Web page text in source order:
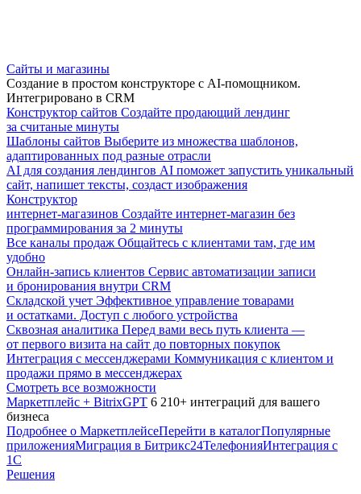
Сайты и магазины
Создание в простом конструкторе с AI-помощником.
Интегрировано в CRM
Конструктор сайтов Создайте продающий лендинг
за считаные минуты
Шаблоны сайтов Выберите из множества шаблонов,
адаптированных под разные отрасли
AI для создания лендингов AI поможет запустить уникальный
сайт, напишет тексты, создаст изображения
Конструктор
интернет-магазинов Создайте интернет-магазин без
программирования за 2 минуты
Все каналы продаж Общайтесь с клиентами там, где им
удобно
Онлайн-запись клиентов Сервис автоматизации записи
и бронирования внутри CRM
Складской учет Эффективное управление товарами
и остатками. Доступ с любого устройства
Сквозная аналитика Перед вами весь путь клиента —
от первого визита на сайт до повторных покупок
Интеграция с мессенджерами Коммуникация с клиентом и
продажи прямо в мессенджерах
Смотреть все возможности
Маркетплейс + BitrixGPT 6 210+ интеграций для вашего
бизнеса
Подробнее о МаркетплейсеПерейти в каталогПопулярные
приложенияМиграция в Битрикс24ТелефонияИнтеграция с
1С
Решения